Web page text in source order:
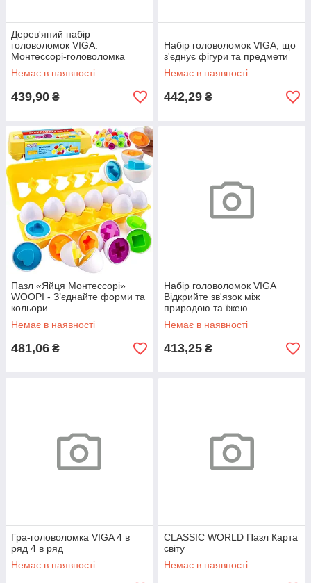
Дерев'яний набір
головоломок VIGA.
Монтессорі-головоломка
Немає в наявності
439,90 ₴
Набір головоломок VIGA, що
з'єднує фігури та предмети
Немає в наявності
442,29 ₴
Пазл «Яйця Монтессорі»
WOOPI - З’єднайте форми та
кольори
Немає в наявності
481,06 ₴
Набір головоломок VIGA
Відкрийте зв'язок між
природою та їжею
Немає в наявності
413,25 ₴
Гра-головоломка VIGA 4 в
ряд 4 в ряд
Немає в наявності
CLASSIC WORLD Пазл Карта
світу
Немає в наявності